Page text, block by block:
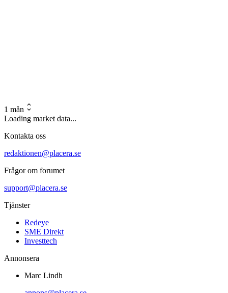
1 mån
Loading market data...
Kontakta oss
redaktionen@placera.se
Frågor om forumet
support@placera.se
Tjänster
Redeye
SME Direkt
Investtech
Annonsera
Marc Lindh